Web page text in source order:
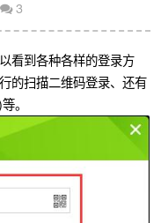
3
看到各种各样的登录方
的扫描二维码登录、还有
。